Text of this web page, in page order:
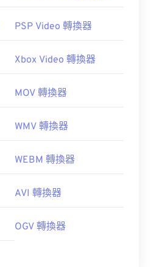
PSP Video 轉換器
Xbox Video 轉換器
MOV 轉換器
WMV 轉換器
WEBM 轉換器
AVI 轉換器
OGV 轉換器